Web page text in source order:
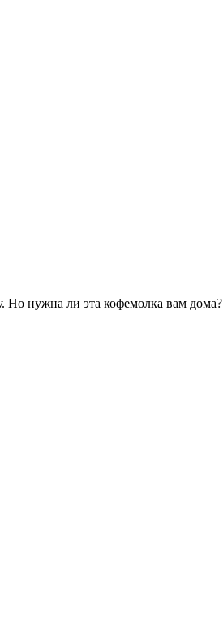
нужна ли эта кофемолка вам дома?